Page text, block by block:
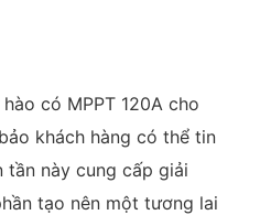
có MPPT 120A cho
khách hàng có thể tin
này cung cấp giải
tạo nên một tương lai